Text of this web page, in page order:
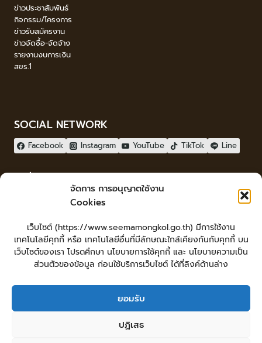
จัดการ การอนุญาตใช้งาน
Cookies
เว็บไซต์ (https://www.seemamongkol.go.th) มีการใช้งาน
เทคโนโลยีคุกกี้ หรือ เทคโนโลยีอื่นที่มีลักษณะใกล้เคียงกันกับคุกกี้ บน
เว็บไซต์ของเรา โปรดศึกษา นโยบายการใช้คุกกี้ และ นโยบายความเป็น
ส่วนตัวของข้อมูล ก่อนใช้บริการเว็บไซต์ ได้ที่ลิงค์ด้านล่าง
ยอมรับ
ปฏิเสธ
ข่าวประชาสัมพันธ์
กิจกรรม/โครงการ
ข่าวรับสมัครงาน
ข่าวจัดซื้อ-จัดจ้าง
รายงานงบการเงิน
สขร.1
SOCIAL NETWORK
Facebook Instagram YouTube TikTok Line
LopburiWebdesign.com
Login
เข้าสู่ระบบ
หน้าหลัก ยื่นคำร้องทั่วไป
ร้องเรียน-ร้องทุกข์ แสดงความคิดเห็น
ศูนย์ข้อมูลข่าวสารเทศบาลตำบลสีมามงคล